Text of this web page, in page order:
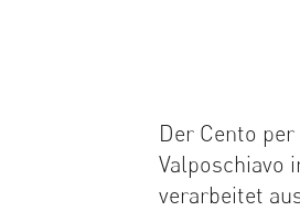
Der Cento
Valposchiavo
verarbeitet